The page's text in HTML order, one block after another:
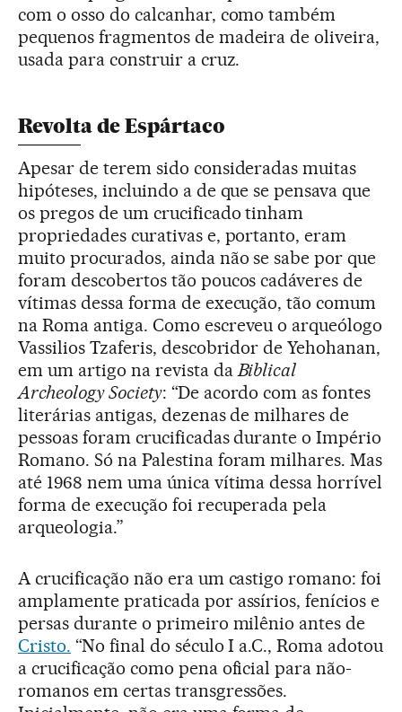
com o osso do calcanhar, como também
pequenos fragmentos de madeira de oliveira,
usada para construir a cruz.
Revolta de Espártaco
Apesar de terem sido consideradas muitas
hipóteses, incluindo a de que se pensava que
os pregos de um crucificado tinham
propriedades curativas e, portanto, eram
muito procurados, ainda não se sabe por que
foram descobertos tão poucos cadáveres de
vítimas dessa forma de execução, tão comum
na Roma antiga. Como escreveu o arqueólogo
Vassilios Tzaferis, descobridor de Yehohanan,
em um artigo na revista daBiblical
Archeology Society: “De acordo com as fontes
literárias antigas, dezenas de milhares de
pessoas foram crucificadas durante o Império
Romano. Só na Palestina foram milhares. Mas
até 1968 nem uma única vítima dessa horrível
forma de execução foi recuperada pela
arqueologia.”
A crucificação não era um castigo romano: foi
amplamente praticada por assírios, fenícios e
persas durante o primeiro milênio antes de
Cristo. “No final do século I a.C., Roma adotou
a crucificação como pena oficial para não-
romanos em certas transgressões.